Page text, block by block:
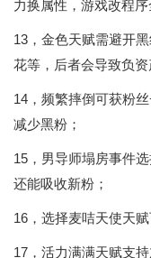
力换属性，游戏改程序
13，金色天赋需避开
花等，后者会导致负资
14，频繁摔倒可获粉
减少黑粉；
15，男导师塌房事件
还能吸收新粉；
16，选择麦咭天使天
17，活力满满天赋支